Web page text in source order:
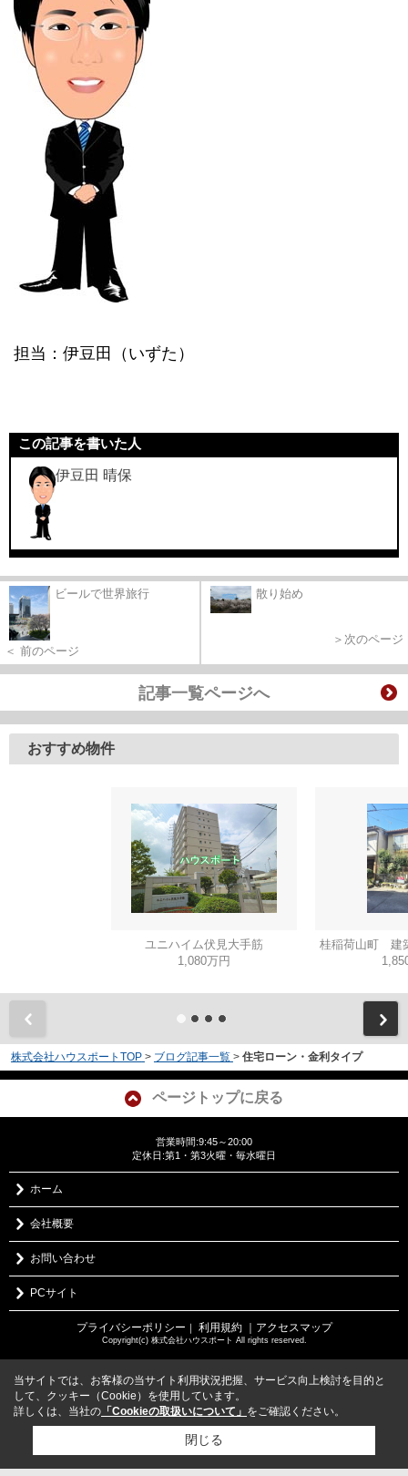
担当：伊豆田（いずた）
この記事を書いた人
伊豆田 晴保
ビールで世界旅行
＜ 前のページ
散り始め
＞次のページ
記事一覧ページへ
おすすめ物件
ユニハイム伏見大手筋
1,080万円
桂稲荷山町 建
株式会社ハウスポートTOP > ブログ記事一覧 > 住宅ローン・金利タイプ
ページトップに戻る
営業時間:9:45～20:00
定休日:第1・第3火曜・毎水曜日
ホーム
会社概要
お問い合わせ
PCサイト
プライバシーポリシー ｜ 利用規約 ｜アクセスマップ
Copyright(c) 株式会社ハウスポート All rights reserved.
当サイトでは、お客様の当サイト利用状況把握、サービス向上検討を目的と
して、クッキー（Cookie）を使用しています。
詳しくは、当社の 「Cookieの取扱いについて」 をご確認ください。
閉じる